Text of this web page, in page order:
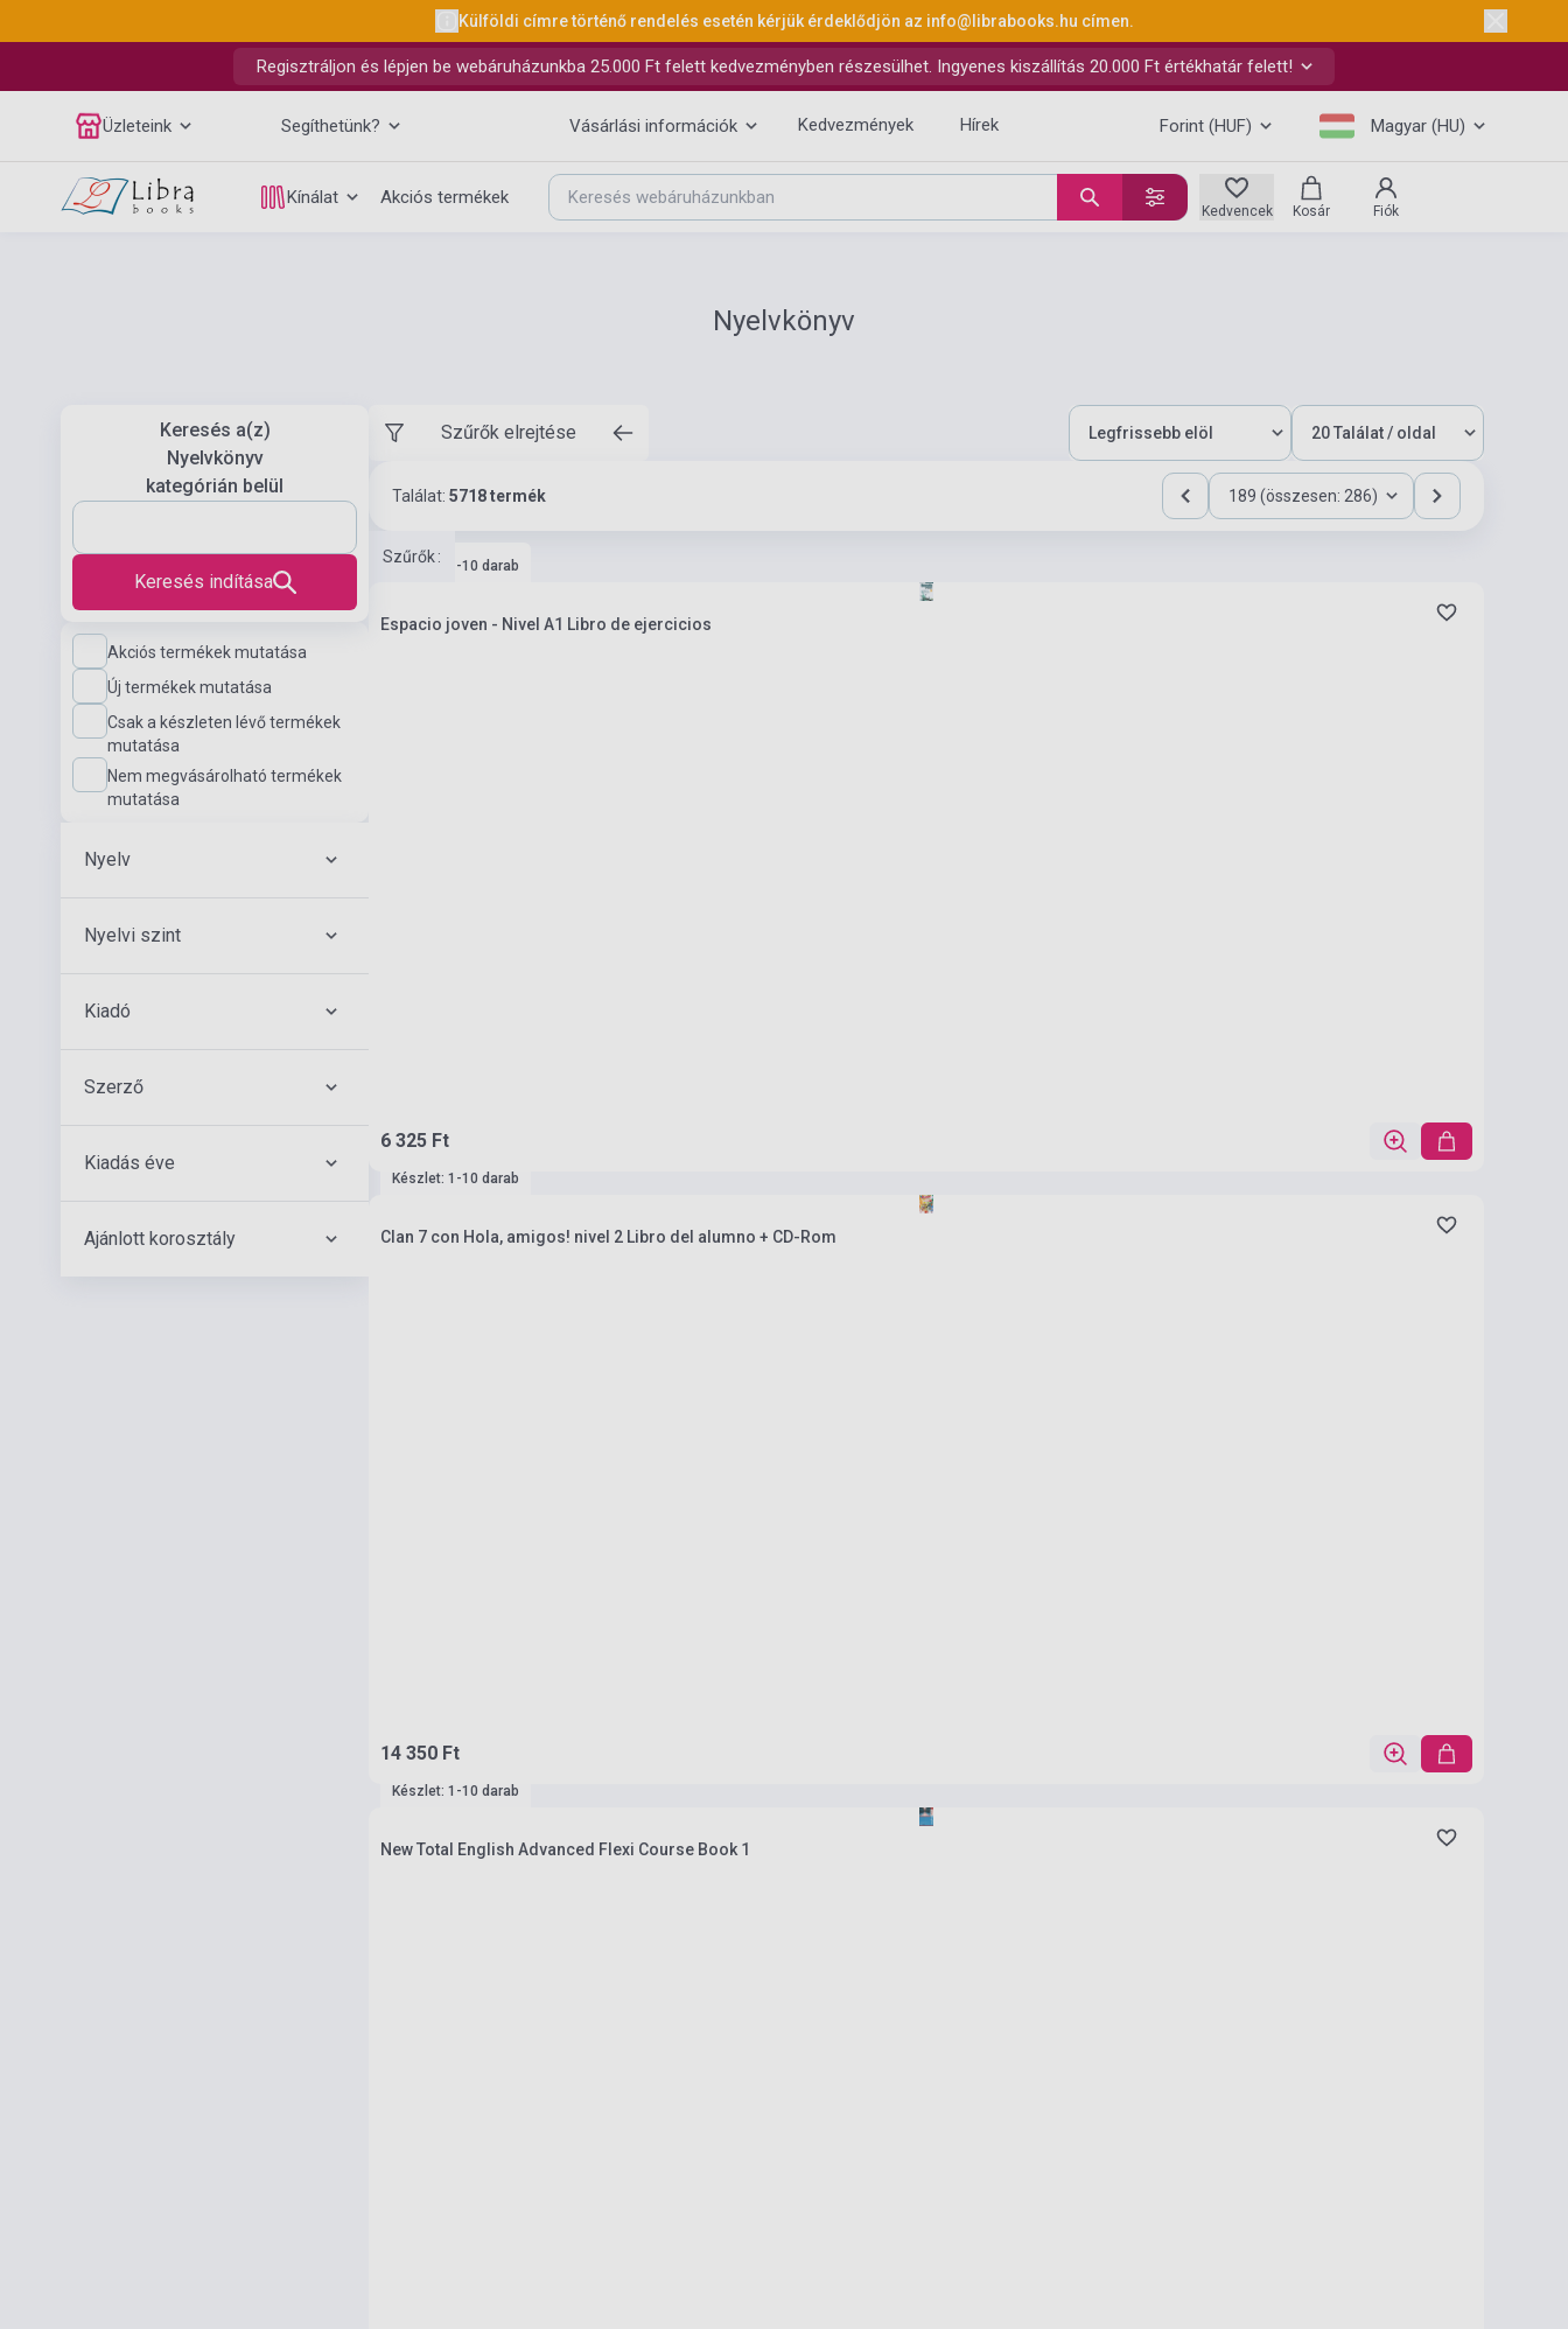
Külföldi címre történő rendelés esetén kérjük érdeklődjön az info@librabooks.hu címen.
Regisztráljon és lépjen be webáruházunkba 25.000 Ft felett kedvezményben részesülhet. Ingyenes kiszállítás 20.000 Ft értékhatár felett!
Üzleteink Segíthetünk? Vásárlási információk Kedvezmények Hírek Forint (HUF) Magyar (HU)
Kínálat Akciós termékek
Kedvencek Kosár Fiók
Nyelvkönyv
Keresés a(z)
Nyelvkönyv
kategórián belül
Keresés indítása
Akciós termékek mutatása
Új termékek mutatása
Csak a készleten lévő termékek
mutatása
Nem megvásárolható termékek
mutatása
Nyelv
Nyelvi szint
Kiadó
Szerző
Kiadás éve
Ajánlott korosztály
Szűrők elrejtése
Találat: 5718 termék 189 (összesen: 286)
Szűrők:
Készlet: 1-10 darab
Espacio joven - Nivel A1 Libro de ejercicios
6 325 Ft
Készlet: 1-10 darab
Clan 7 con Hola, amigos! nivel 2 Libro del alumno + CD-Rom
14 350 Ft
Készlet: 1-10 darab
New Total English Advanced Flexi Course Book 1